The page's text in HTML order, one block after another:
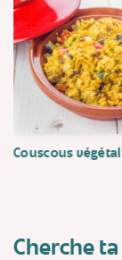
Couscous végétal
Cherche